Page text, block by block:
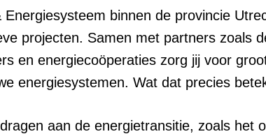
binnen de provincie
projecten. Samen met partners zoals
en energiecoöperaties zorg jij voor
energiesystemen. Wat dat precies
aan de energietransitie, zoals het